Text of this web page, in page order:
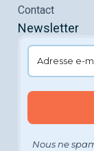
Contact
Newsletter
Nous ne